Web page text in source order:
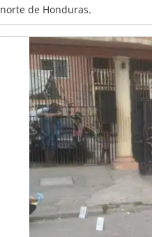
norte de Honduras.